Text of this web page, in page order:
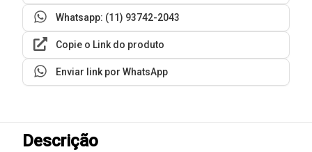
Whatsapp: (11) 93742-2043
Copie o Link do produto
Enviar link por WhatsApp
Descrição